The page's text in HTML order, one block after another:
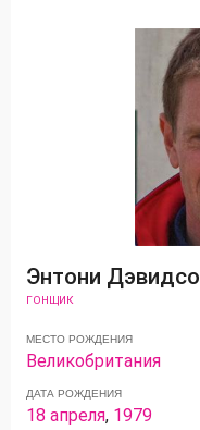
Энтони
ГОНЩИК
МЕСТО РОЖДЕНИЯ
Великобритания
ДАТА РОЖДЕНИЯ
18 апреля, 1979